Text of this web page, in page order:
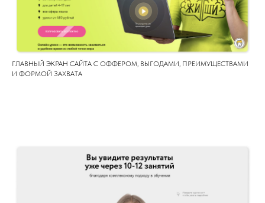
ГЛАВНЫЙ ЭКРАН САЙТА С ОФФЕРОМ, ВЫГОДАМИ, ПРЕИМУЩЕСТВАМИ
И ФОРМОЙ ЗАХВАТА